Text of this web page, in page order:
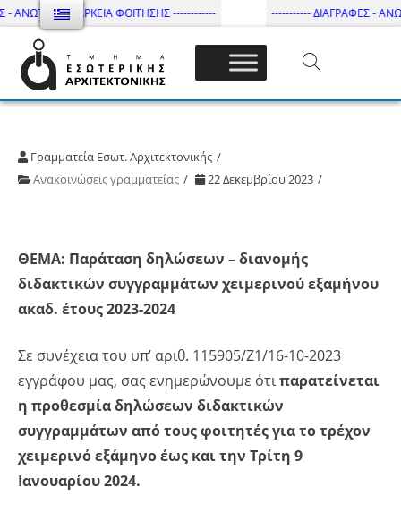
ΑΝΩΤΑΤΗ ΔΙΑΡΚΕΙΑ ΦΟΙΤΗΣΗΣ ------------ ----------- ΔΙΑΓΡΑΦΕΣ -
Τμήμα Εσωτ. Αρχιτεκτονικής – ΔΙ.ΠΑ.Ε
Γραμματεία Εσωτ. Αρχιτεκτονικής
Ανακοινώσεις γραμματείας
22 Δεκεμβρίου 2023
ΘΕΜΑ: Παράταση δηλώσεων – διανομής
διδακτικών συγγραμμάτων χειμερινού εξαμήνου
ακαδ. έτους 2023-2024
Σε συνέχεια του υπ’ αριθ. 115905/Z1/16-10-2023
εγγράφου μας, σας ενημερώνουμε ότιπαρατείνεται
η προθεσμία δηλώσεων διδακτικών
συγγραμμάτων από τους φοιτητές για το τρέχον
χειμερινό εξάμηνο έως και την Τρίτη 9
Ιανουαρίου 2024.